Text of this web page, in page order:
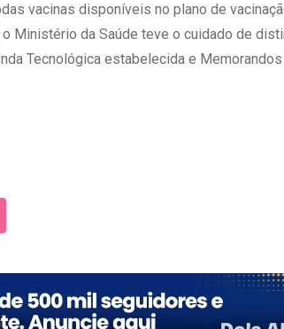
vacinas disponíveis no plano de
Ministério da Saúde teve o cuidado de
Tecnológica estabelecida e